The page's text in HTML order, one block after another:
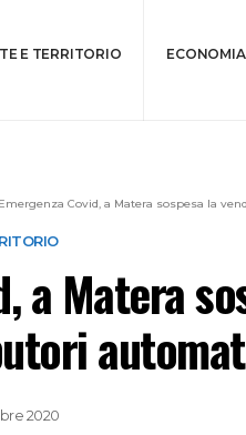
E TERRITORIO ECONOMIA
Emergenza Covid, a Matera sospesa la
a Matera
2020